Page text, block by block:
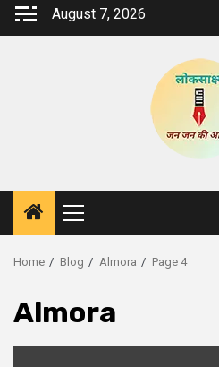
Skip
August 7, 2026
Primary
Menu
Home Blog Almora Page 4
Almora